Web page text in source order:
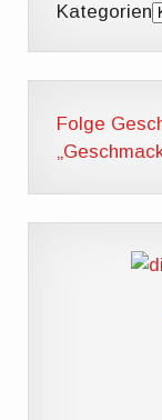
Kategorien
Folge